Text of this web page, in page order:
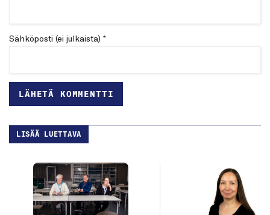
Sähköposti (ei julkaista) *
LISÄÄ LUETTAVA